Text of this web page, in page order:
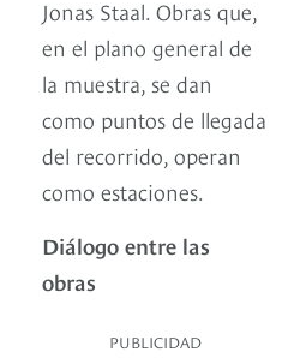
Jonas Staal. Obras que,
en el plano general de
la muestra, se dan
como puntos de llegada
del recorrido, operan
como estaciones.
Diálogo entre las
obras
PUBLICIDAD